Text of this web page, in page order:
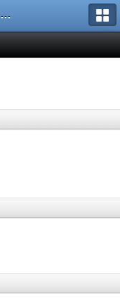
Форум игрового проекта Riverrise